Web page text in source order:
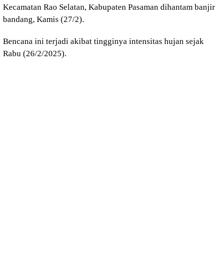
Kecamatan Rao Selatan, Kabupaten Pasaman dihantam banjir
bandang, Kamis (27/2).
Bencana ini terjadi akibat tingginya intensitas hujan sejak
Rabu (26/2/2025).